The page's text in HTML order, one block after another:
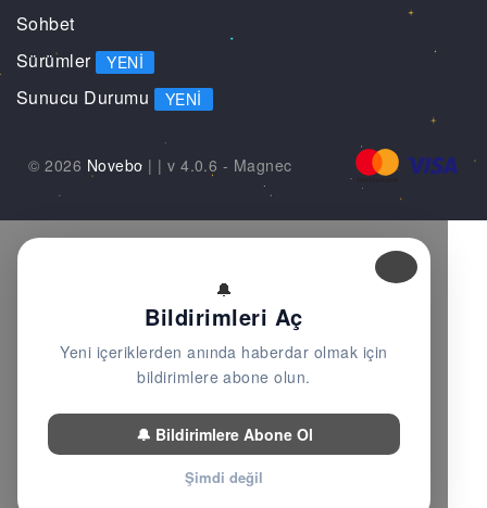
Sohbet
Sürümler YENI
Sunucu Durumu YENI
© 2026 Novebo | | v 4.0.6 - Magnec
🔔
Bildirimleri Aç
Yeni içeriklerden anında haberdar olmak için
bildirimlere abone olun.
🔔 Bildirimlere Abone Ol
Şimdi değil